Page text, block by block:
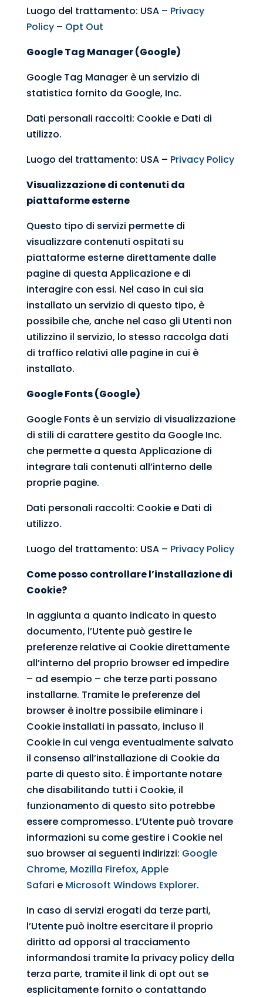
Luogo del trattamento: USA – Privacy
Policy – Opt Out
Google Tag Manager (Google)
Google Tag Manager è un servizio di
statistica fornito da Google, Inc.
Dati personali raccolti: Cookie e Dati di
utilizzo.
Luogo del trattamento: USA – Privacy Policy
Visualizzazione di contenuti da
piattaforme esterne
Questo tipo di servizi permette di
visualizzare contenuti ospitati su
piattaforme esterne direttamente dalle
pagine di questa Applicazione e di
interagire con essi. Nel caso in cui sia
installato un servizio di questo tipo, è
possibile che, anche nel caso gli Utenti non
utilizzino il servizio, lo stesso raccolga dati
di traffico relativi alle pagine in cui è
installato.
Google Fonts (Google)
Google Fonts è un servizio di visualizzazione
di stili di carattere gestito da Google Inc.
che permette a questa Applicazione di
integrare tali contenuti all’interno delle
proprie pagine.
Dati personali raccolti: Cookie e Dati di
utilizzo.
Luogo del trattamento: USA – Privacy Policy
Come posso controllare l’installazione di
Cookie?
In aggiunta a quanto indicato in questo
documento, l’Utente può gestire le
preferenze relative ai Cookie direttamente
all’interno del proprio browser ed impedire
– ad esempio – che terze parti possano
installarne. Tramite le preferenze del
browser è inoltre possibile eliminare i
Cookie installati in passato, incluso il
Cookie in cui venga eventualmente salvato
il consenso all’installazione di Cookie da
parte di questo sito. È importante notare
che disabilitando tutti i Cookie, il
funzionamento di questo sito potrebbe
essere compromesso. L’Utente può trovare
informazioni su come gestire i Cookie nel
suo browser ai seguenti indirizzi: Google
Chrome, Mozilla Firefox, Apple
Safari e Microsoft Windows Explorer.
In caso di servizi erogati da terze parti,
l’Utente può inoltre esercitare il proprio
diritto ad opporsi al tracciamento
informandosi tramite la privacy policy della
terza parte, tramite il link di opt out se
esplicitamente fornito o contattando